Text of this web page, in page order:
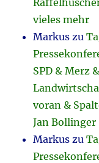
vieles mehr
Markus zu
SPD & Merz
voran &
Jan
Markus zu